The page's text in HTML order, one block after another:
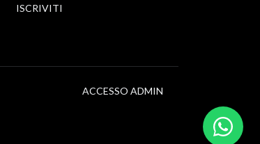
ISCRIVITI
ACCESSO ADMIN